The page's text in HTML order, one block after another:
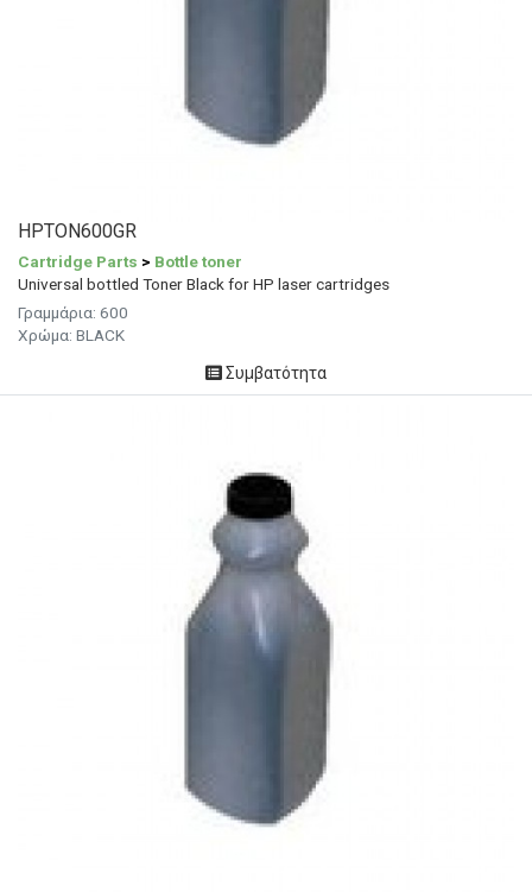
HPTON600GR
Cartridge Parts > Bottle toner
Universal bottled Toner Black for HP laser cartridges
Γραμμάρια: 600
Χρώμα: BLACK
Συμβατότητα